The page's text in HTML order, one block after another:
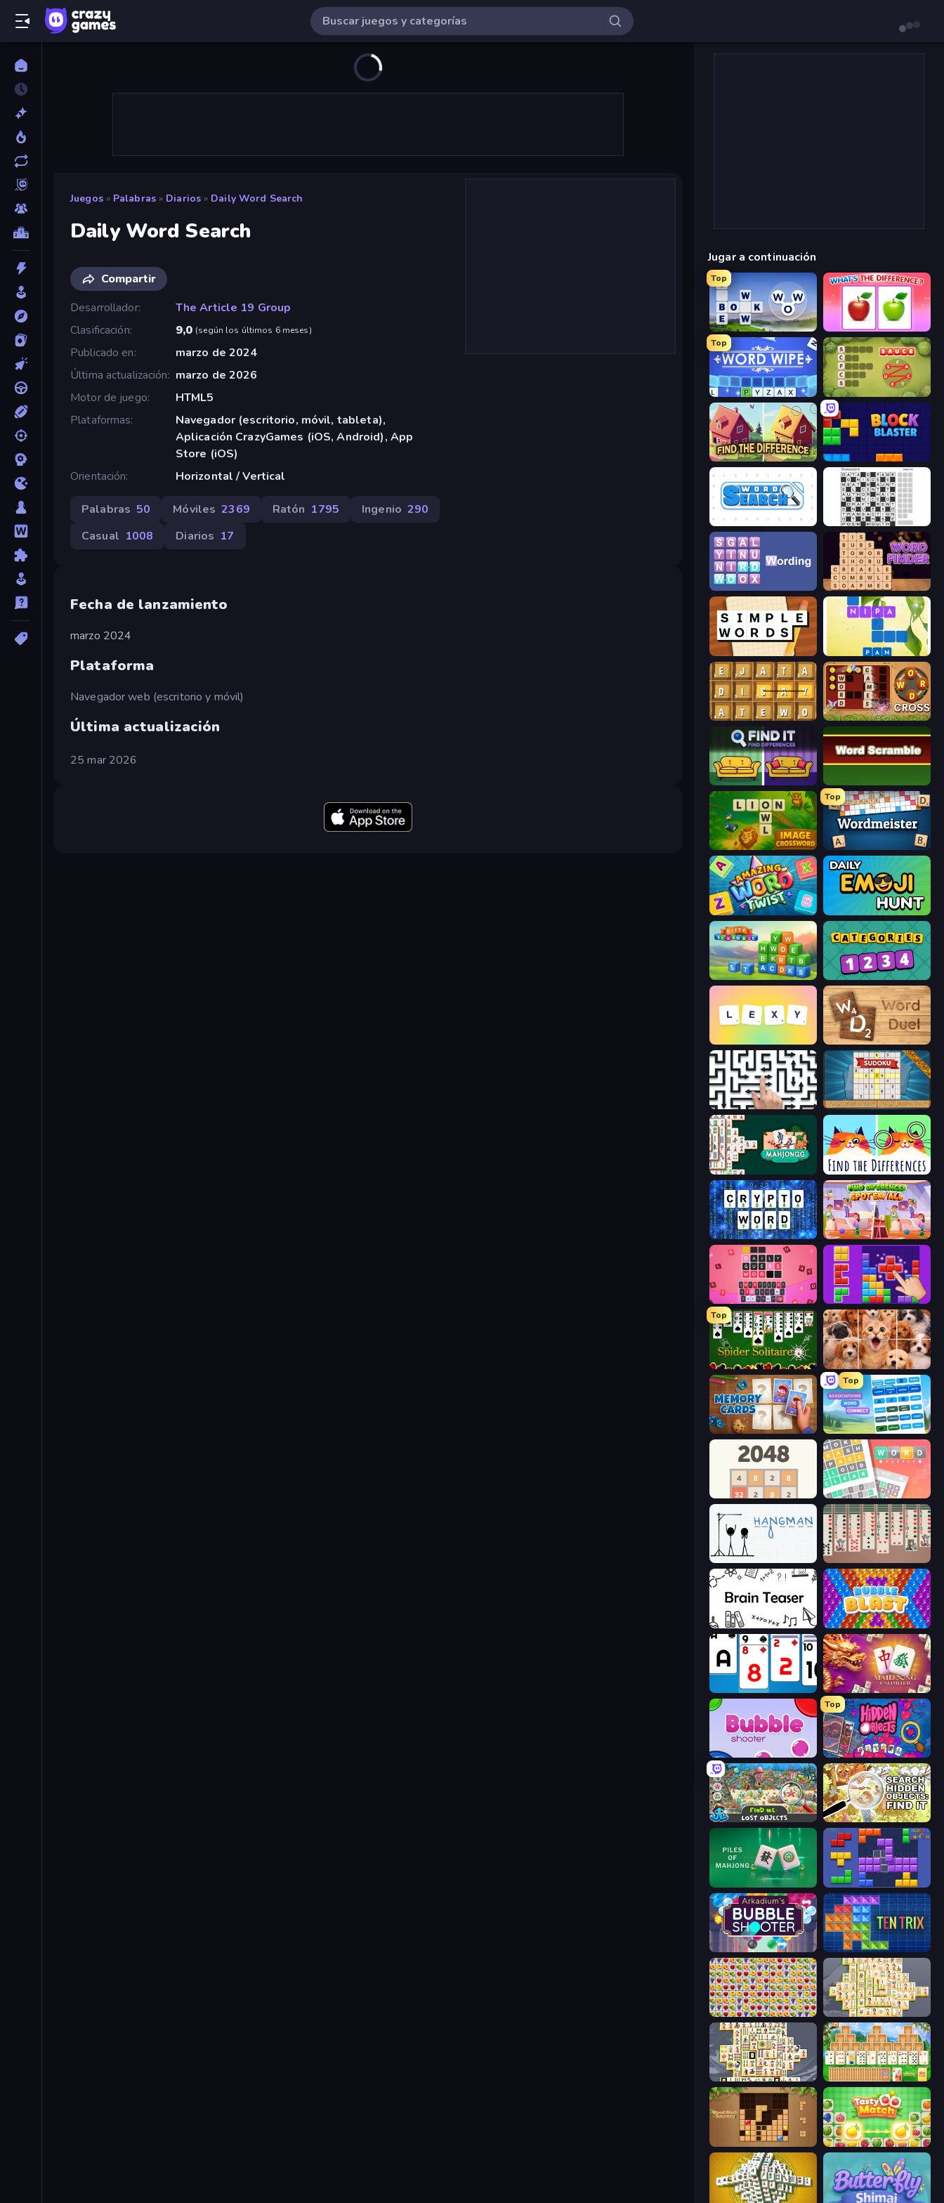
Juegos » Palabras » Diarios » Daily Word Search
Daily Word Search
Compartir
Desarrollador
The Article 19 Group
Clasificación
9,0 (según los últimos 6 meses)
Publicado en
marzo de 2024
Última actualización
marzo de 2026
Motor de juego
HTML5
Plataformas
Navegador (escritorio, móvil, tableta),
Aplicación CrazyGames (iOS, Android), App
Store (iOS)
Orientación
Horizontal / Vertical
Palabras 50 Móviles 2369 Ratón 1795 Ingenio 290
Casual 1008 Diarios 17
Fecha de lanzamiento
marzo 2024
Plataforma
Navegador web (escritorio y móvil)
Última actualización
25 mar 2026
Jugar a continuación
Top
Words of Wonders What's The Difference?
Top
Word Wipe Crocword
Find The Difference Block Blaster
Word Search Crossword
Wording Word Finder
Simple Words Crossword Connect
Waffle Words Word Cross
Find It - Find The Differences
Image Crossword
Top
Wordmeister
Amazing Word Twist Daily Emoji Hunt
Kitty Scramble: Word Stacks Categories
Word Duel
Arrow Escape: Puzzle Sudoku Online
Solitario Chino Spotti: Find the Differences
Cryptoword Find Differences: Spot 'Em All
Wordling BlockBuster Puzzle
Top
Spider Solitaire Jigpic Solitaire
Memory Cards
Top
Associations - Word Connect
2048 Wordler
Hangman Spider Solitaire 2 Suits
Brain Teaser Bubble Blast
Social Solitaire Mahjong Unlimited
Bubble Shooter
Top
Hidden Objects
Find Me: Lost Objects Search Hidden Objects: Find Them
Piles of Mahjong Blocks and that’s it
TenTrix
Same Game Fruit Collapse Mahjong Online
Mahjong Titans Magic Towers Solitaire
Wood Block Journey Tasty Match: Mahjong Pairs